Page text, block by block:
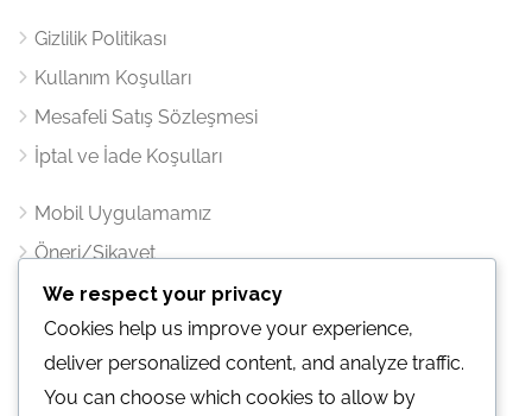
Gizlilik Politikası
Kullanım Koşulları
Mesafeli Satış Sözleşmesi
İptal ve İade Koşulları
Mobil Uygulamamız
Öneri/Şikayet
İletişim
Atatürk mahallesi Ertuğrul Gazi Sk. Metropol İstanbul
We respect your privacy
Cookies help us improve your experience,
deliver personalized content, and analyze traffic.
You can choose which cookies to allow by